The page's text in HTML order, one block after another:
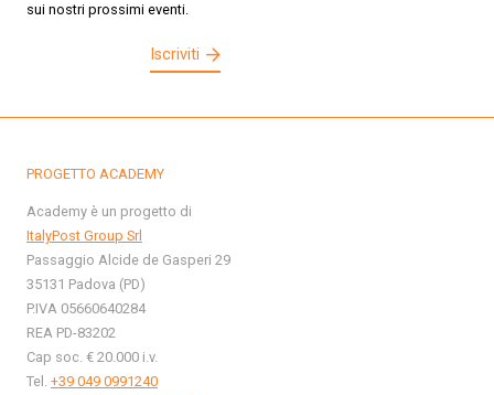
sui nostri prossimi eventi.
Iscriviti
PROGETTO ACADEMY
Academy è un progetto di
ItalyPost Group Srl
Passaggio Alcide de Gasperi 29
35131 Padova (PD)
P.IVA 05660640284
REA PD-83202
Cap soc. € 20.000 i.v.
Tel. +39 049 0991240